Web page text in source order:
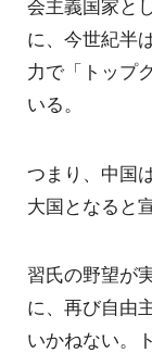
会主義国家と
に、今世紀半
力で「トップ
いる。
つまり、中国
大国となると
習氏の野望が
に、再び自由
いかねない。